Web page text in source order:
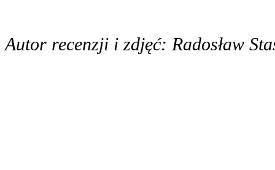
Autor recenzji i zdjęć: Radosław